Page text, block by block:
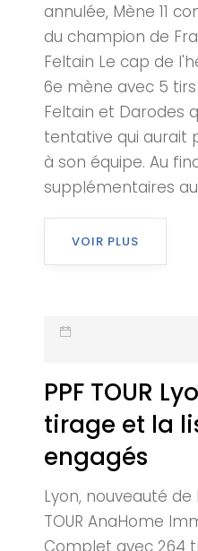
annulée, Mène 11
du champion de
Feltain Le cap de
6e mène avec 5
Feltain et Darodes
tentative qui aurait
à son équipe. Au
supplémentaires
VOIR PLUS
PPF TOUR
tirage et la
engagés
Lyon, nouveauté de
TOUR AnaHome
Complet avec 264